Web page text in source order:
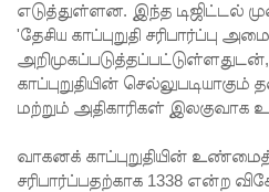
கட்டார்
சாரிட்டியி
னால்
றை
எடுத்துள்ளன. இந்த டிஜிட்டல்
'தேசிய காப்புறுதி சரிபார்ப்பு
காப்புறுதியின்
மற்றும் அதிகாரிகள் இலகுவாக
வாகனக் காப்புறுதியின்
சரிபார்ப்பதற்காக 1338 என்ற